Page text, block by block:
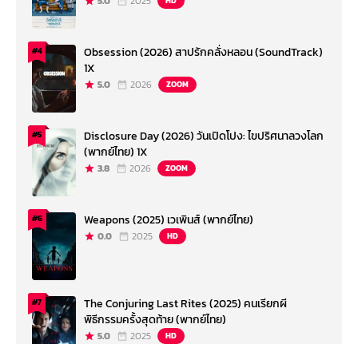
#4
Obsession (2026) สาปรักคลั่งหลอน (SoundTrack)
1X
5.0 2026 ZOOM
#5
Disclosure Day (2026) วันเปิดโปง: ไขปริศนาลวงโลก
(พากย์ไทย) 1X
3.8 2026 ZOOM
#6 Weapons (2025) เวเพินส์ (พากย์ไทย)
0.0 2025 HD
#7
The Conjuring Last Rites (2025) คนเรียกผี
พิธีกรรมครั้งสุดท้าย (พากย์ไทย)
5.0 2025 HD